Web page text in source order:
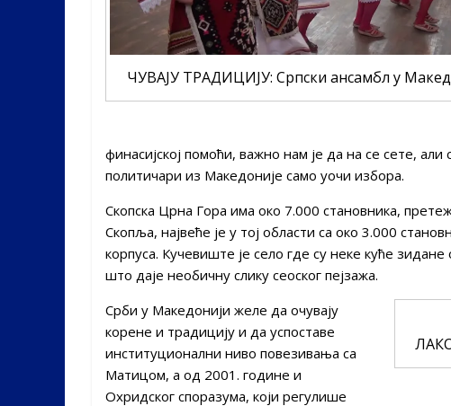
ЧУВАЈУ ТРАДИЦИЈУ: Српски ансамбл у
финасијској помоћи, важно нам је да на се сете,
политичари из Македоније само уочи избора.
Скопска Црна Гора има око 7.000 становника,
Скопља, највеће је у тој области са око 3.000
корпуса. Кучевиште је село где су неке куће
што даје необичну слику сеоског пејзажа.
Срби у Македонији желе да очувају
корене и традицију и да успоставе
институционални ниво повезивања са
Матицом, а од 2001. године и
Охридског споразума, који регулише